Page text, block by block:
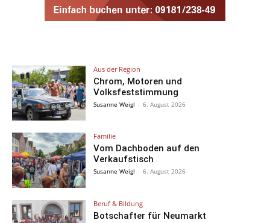
Aus der Region
Chrom, Motoren und
Volksfeststimmung
Susanne Weigl - 6. August 2026
Familie
Vom Dachboden auf den
Verkaufstisch
Susanne Weigl - 6. August 2026
Beruf & Bildung
Botschafter für Neumarkt